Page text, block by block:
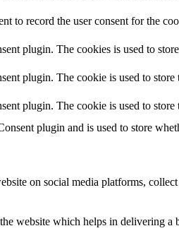
to record the user consent for the
plugin. The cookies is used to
plugin. The cookie is used to
plugin. The cookie is used to
plugin and is used to store
on social media platforms,
website which helps in delivering a